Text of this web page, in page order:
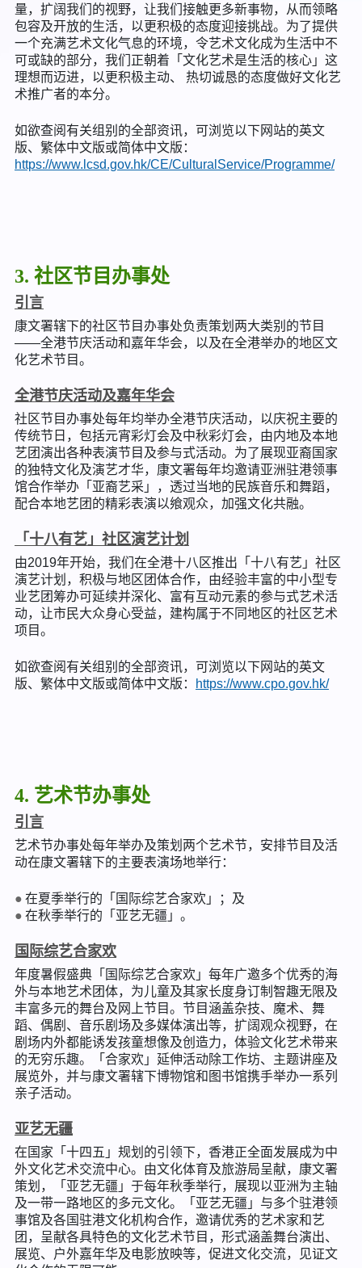
量，扩阔我们的视野，让我们接触更多新事物，从而领略
包容及开放的生活，以更积极的态度迎接挑战。为了提供
一个充满艺术文化气息的环境，令艺术文化成为生活中不
可或缺的部分，我们正朝着「文化艺术是生活的核心」这
理想而迈进，以更积极主动、 热切诚恳的态度做好文化艺
术推广者的本分。
如欲查阅有关组别的全部资讯，可浏览以下网站的英文
版、繁体中文版或简体中文版：
https://www.lcsd.gov.hk/CE/CulturalService/Programme/
3. 社区节目办事处
引言
康文署辖下的社区节目办事处负责策划两大类别的节目
——全港节庆活动和嘉年华会，以及在全港举办的地区文
化艺术节目。
全港节庆活动及嘉年华会
社区节目办事处每年均举办全港节庆活动，以庆祝主要的
传统节日，包括元宵彩灯会及中秋彩灯会，由内地及本地
艺团演出各种表演节目及参与式活动。为了展现亚裔国家
的独特文化及演艺才华，康文署每年均邀请亚洲驻港领事
馆合作举办「亚裔艺采」，透过当地的民族音乐和舞蹈，
配合本地艺团的精彩表演以飨观众，加强文化共融。
「十八有艺」社区演艺计划
由2019年开始，我们在全港十八区推出「十八有艺」社区
演艺计划，积极与地区团体合作，由经验丰富的中小型专
业艺团筹办可延续并深化、富有互动元素的参与式艺术活
动，让市民大众身心受益，建构属于不同地区的社区艺术
项目。
如欲查阅有关组别的全部资讯，可浏览以下网站的英文
版、繁体中文版或简体中文版：
https://www.cpo.gov.hk/
4. 艺术节办事处
引言
艺术节办事处每年举办及策划两个艺术节，安排节目及活
动在康文署辖下的主要表演场地举行：
在夏季举行的「国际综艺合家欢」；及
在秋季举行的「亚艺无疆」。
国际综艺合家欢
年度暑假盛典「国际综艺合家欢」每年广邀多个优秀的海
外与本地艺术团体，为儿童及其家长度身订制智趣无限及
丰富多元的舞台及网上节目。节目涵盖杂技、魔术、舞
蹈、偶剧、音乐剧场及多媒体演出等，扩阔观众视野，在
剧场内外都能诱发孩童想像及创造力，体验文化艺术带来
的无穷乐趣。「合家欢」延伸活动除工作坊、主题讲座及
展览外，并与康文署辖下博物馆和图书馆携手举办一系列
亲子活动。
亚艺无疆
在国家「十四五」规划的引领下，香港正全面发展成为中
外文化艺术交流中心。由文化体育及旅游局呈献，康文署
策划，「亚艺无疆」于每年秋季举行，展现以亚洲为主轴
及一带一路地区的多元文化。「亚艺无疆」与多个驻港领
事馆及各国驻港文化机构合作，邀请优秀的艺术家和艺
团，呈献各具特色的文化艺术节目，形式涵盖舞台演出、
展览、户外嘉年华及电影放映等，促进文化交流，见证文